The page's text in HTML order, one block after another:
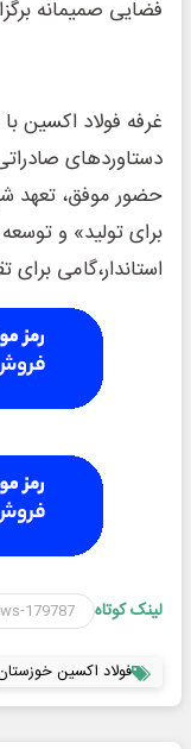
فضایی صمیمانه
غرفه فولاد اکسین
دستاوردهای
حضور موفق، تعهد
برای تولید» و
استاندار،گامی
لینک کوتاه
فولاد اکسین